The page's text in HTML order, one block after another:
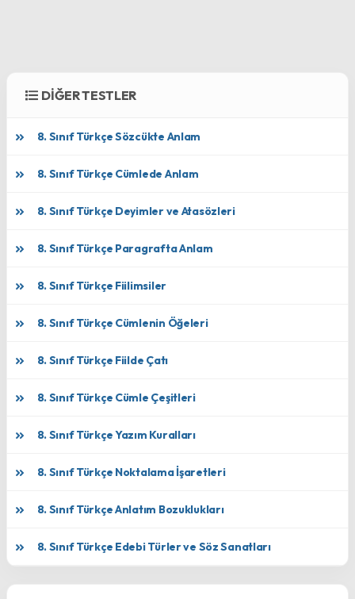
DİĞER TESTLER
8. Sınıf Türkçe Sözcükte Anlam
8. Sınıf Türkçe Cümlede Anlam
8. Sınıf Türkçe Deyimler ve Atasözleri
8. Sınıf Türkçe Paragrafta Anlam
8. Sınıf Türkçe Fiilimsiler
8. Sınıf Türkçe Cümlenin Öğeleri
8. Sınıf Türkçe Fiilde Çatı
8. Sınıf Türkçe Cümle Çeşitleri
8. Sınıf Türkçe Yazım Kuralları
8. Sınıf Türkçe Noktalama İşaretleri
8. Sınıf Türkçe Anlatım Bozuklukları
8. Sınıf Türkçe Edebi Türler ve Söz Sanatları